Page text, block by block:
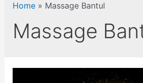
Home» Massage Bantul
Massage